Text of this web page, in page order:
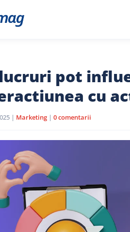
pot
cu
| Marketing | 0 comentarii